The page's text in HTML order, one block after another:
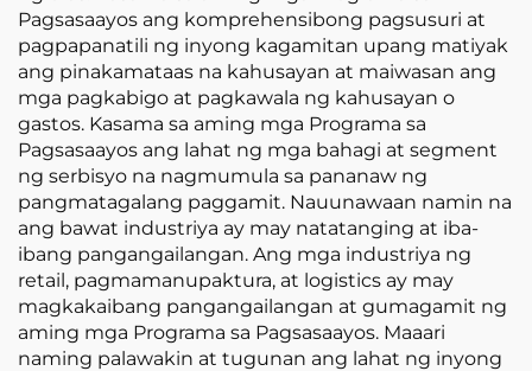
Pagsasaayos ang komprehensibong pagsusuri at
pagpapanatili ng inyong kagamitan upang matiyak
ang pinakamataas na kahusayan at maiwasan ang
mga pagkabigo at pagkawala ng kahusayan o
gastos. Kasama sa aming mga Programa sa
Pagsasaayos ang lahat ng mga bahagi at segment
ng serbisyo na nagmumula sa pananaw ng
pangmatagalang paggamit. Nauunawaan namin na
ang bawat industriya ay may natatanging at iba-
ibang pangangailangan. Ang mga industriya ng
retail, pagmamanupaktura, at logistics ay may
magkakaibang pangangailangan at gumagamit ng
aming mga Programa sa Pagsasaayos. Maaari
naming palawakin at tugunan ang lahat ng inyong